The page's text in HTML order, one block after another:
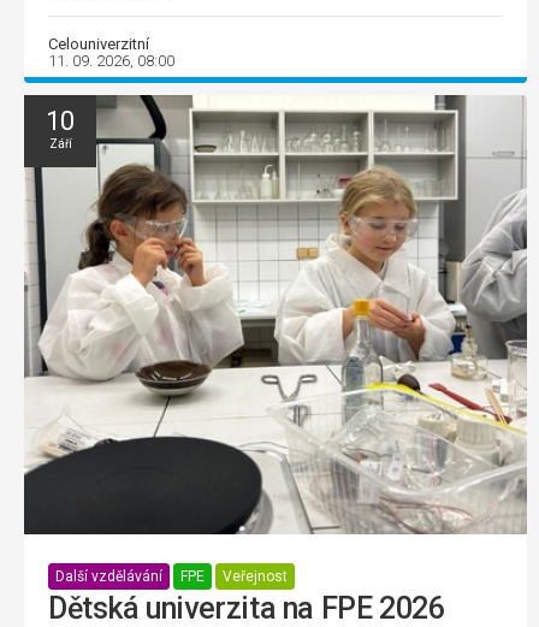
Celouniverzitní
11. 09. 2026, 08:00
10
Září
Další vzdělávání FPE Veřejnost
Dětská univerzita na FPE 2026